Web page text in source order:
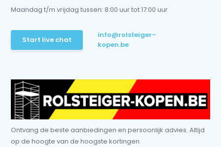
Maandag t/m vrijdag tussen: 8:00 uur tot 17:00 uur
Start live chat
info@rolsteiger-
kopen.be
Ontvang de beste aanbiedingen en persoonlijk advies. Altijd
op de hoogte van de hoogste kortingen